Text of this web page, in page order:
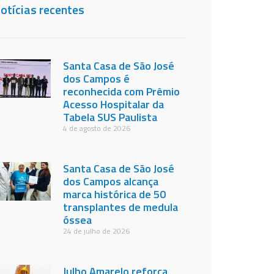
recentes
Santa Casa de São José
dos Campos é
reconhecida com Prêmio
Acesso Hospitalar da
Tabela SUS Paulista
4 de agosto de 2026
Santa Casa de São José
dos Campos alcança
marca histórica de 50
transplantes de medula
óssea
24 de julho de 2026